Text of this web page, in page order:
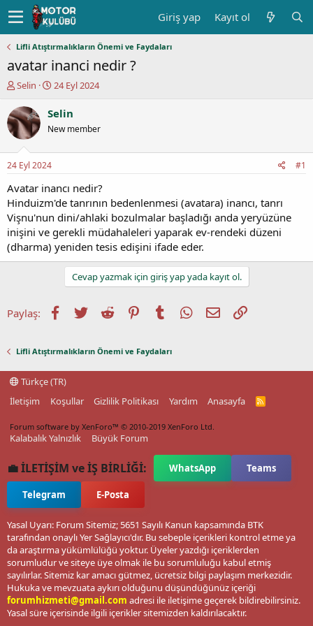
Giriş yap Kayıt ol
Lifli Atıştırmalıkların Önemi ve Faydaları
avatar inanci nedir ?
K
n
u
y
b
a
ş
l
a
t
a
n
Selin
B
ş
a
ç
t
a
r
i
h
i
24 Eyl 2024
Selin
New member
24 Eyl 2024 #1
Avatar inancı nedir?
Hinduizm'de tanrının bedenlenmesi (avatara) inancı, tanrı
Vişnu'nun dini/ahlaki bozulmalar başladığı anda yeryüzüne
inişini ve gerekli müdahaleleri yaparak ev-rendeki düzeni
(dharma) yeniden tesis edişini ifade eder.
Cevap yazmak için giriş yap yada kayıt ol.
Paylaş: Facebook
TwitterReddit PinterestTumblrWhatsApp
E-postaLink
Lifli Atıştırmalıkların Önemi ve Faydaları
Türkçe (TR)
İletişim
Koşullar Gizlilik Politikası Yardım Anasayfa
R
Forum software by XenForo™ © 2010-2019 XenForo Ltd.
Kalabalık Yalnızlık Büyük Forum
💼 İLETİŞİM ve İŞ BİRLİĞİ: WhatsApp Teams
Telegram E-Posta
Yasal Uyarı: Forum Sitemiz; 5651 Sayılı Kanun kapsamında BTK
tarafından onaylı Yer Sağlayıcı'dır. Bu sebeple içerikleri kontrol etme ya
da araştırma yükümlülüğü yoktur. Üyeler yazdığı içeriklerden
sorumludur ve siteye üye olmak ile bu sorumluluğu kabul etmiş
sayılırlar. Sitemiz kar amacı gütmez, ücretsiz bilgi paylaşım merkezidir.
Hukuka ve mevzuata aykırı olduğunu düşündüğünüz içeriği
forumhizmeti@gmail.com adresi ile iletişime geçerek bildirebilirsiniz.
Yasal süre içerisinde ilgili içerikler sitemizden kaldırılacaktır.